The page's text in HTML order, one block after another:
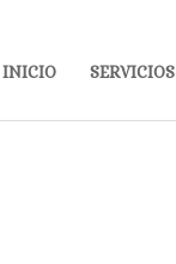
INICIO SERVICIOS